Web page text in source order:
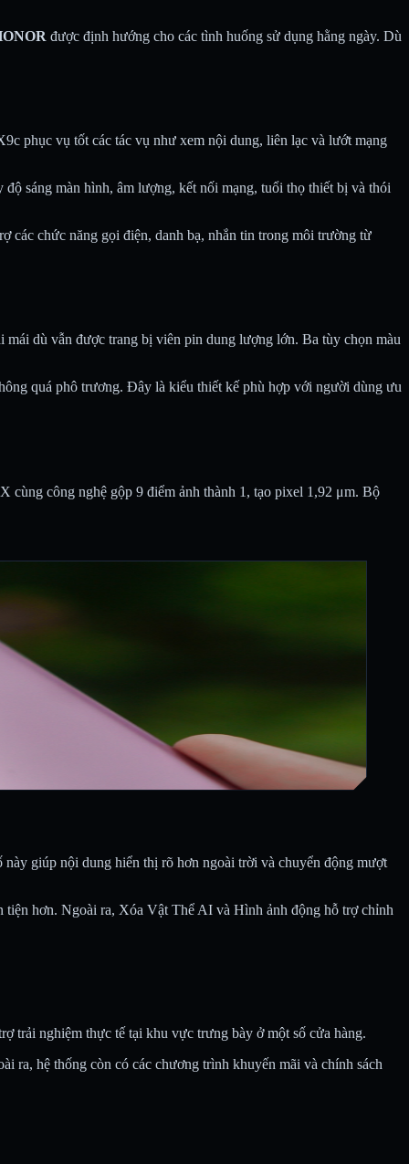
được định hướng cho các tình huống sử dụng hằng ngày. Dù
phục vụ tốt các tác vụ như xem nội dung, liên lạc và lướt mạng
sáng màn hình, âm lượng, kết nối mạng, tuổi thọ thiết bị và thói
các chức năng gọi điện, danh bạ, nhắn tin trong môi trường từ
dù vẫn được trang bị viên pin dung lượng lớn. Ba tùy chọn màu
quá phô trương. Đây là kiểu thiết kế phù hợp với người dùng ưu
cùng công nghệ gộp 9 điểm ảnh thành 1, tạo pixel 1,92 μm. Bộ
giúp nội dung hiển thị rõ hơn ngoài trời và chuyển động mượt
hơn. Ngoài ra, Xóa Vật Thể AI và Hình ảnh động hỗ trợ chỉnh
trải nghiệm thực tế tại khu vực trưng bày ở một số cửa hàng.
ra, hệ thống còn có các chương trình khuyến mãi và chính sách